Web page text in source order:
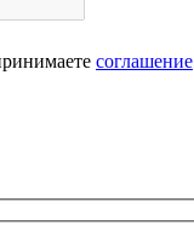
соглашение